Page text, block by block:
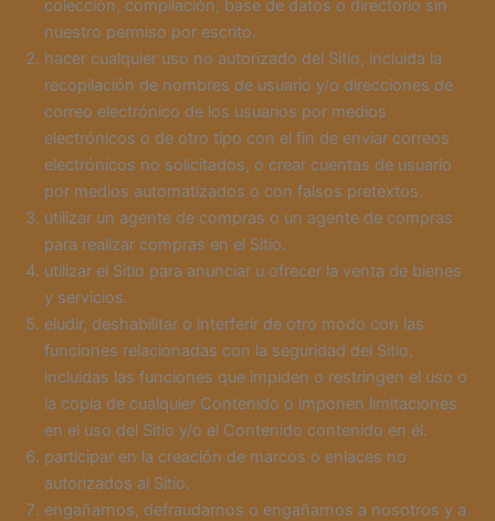
colección, compilación, base de datos o directorio sin
nuestro permiso por escrito.
hacer cualquier uso no autorizado del Sitio, incluida la
recopilación de nombres de usuario y/o direcciones de
correo electrónico de los usuarios por medios
electrónicos o de otro tipo con el fin de enviar correos
electrónicos no solicitados, o crear cuentas de usuario
por medios automatizados o con falsos pretextos.
utilizar un agente de compras o un agente de compras
para realizar compras en el Sitio.
utilizar el Sitio para anunciar u ofrecer la venta de bienes
y servicios.
eludir, deshabilitar o interferir de otro modo con las
funciones relacionadas con la seguridad del Sitio,
incluidas las funciones que impiden o restringen el uso o
la copia de cualquier Contenido o imponen limitaciones
en el uso del Sitio y/o el Contenido contenido en él.
participar en la creación de marcos o enlaces no
autorizados al Sitio.
engañarnos, defraudarnos o engañarnos a nosotros y a